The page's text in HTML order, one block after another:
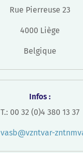
Rue Pierreuse 23
4000 Liège
Belgique
Infos :
T.: 00 32 (0)4 380 13 37
vasb@vzntvar-